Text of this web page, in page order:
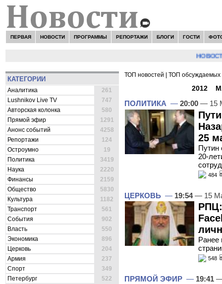
ПЕРВАЯ НОВОСТИ ПРОГРАММЫ РЕПОРТАЖИ БЛОГИ ГОСТИ
НОВОСТИ:
КАТЕГОРИИ
Аналитика
261
Lushnikov Live TV
747
Авторская колонка
580
Прямой эфир
1291
Анонс событий
4258
Репортажи
124
Остроумно
19
Политика
3419
Наука
2220
Финансы
2159
Общество
5830
Культура
1182
Транспорт
561
События
902
Власть
550
Экономика
896
Церковь
204
Армия
237
Спорт
349
Петербург
522
ТОП новостей ТОП обсуждаемых
2012
ПОЛИТИКА — 20:00 — 15
25
Путин
20-
484
ЦЕРКОВЬ — 19:54— 15
РПЦ:
Ранее
548
ПРЯМОЙ ЭФИР — 19:41